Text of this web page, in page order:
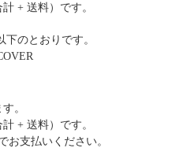
+ 送料）です。
下のとおりです。
。
+ 送料）です。
お支払いください。